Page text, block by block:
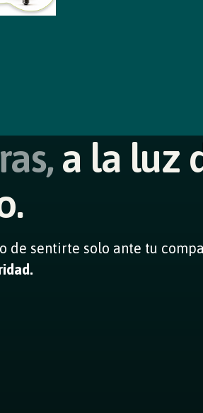
a la luz
de sentirte solo ante tu